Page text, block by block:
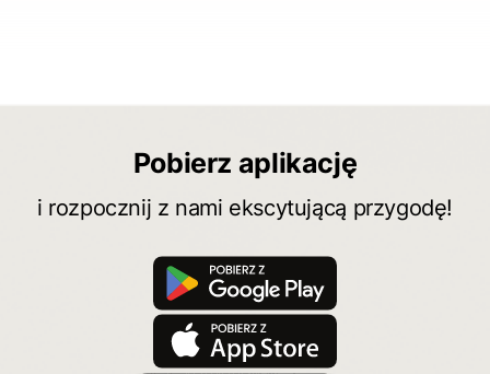
Pobierz aplikację
i rozpocznij z nami ekscytującą przygodę!